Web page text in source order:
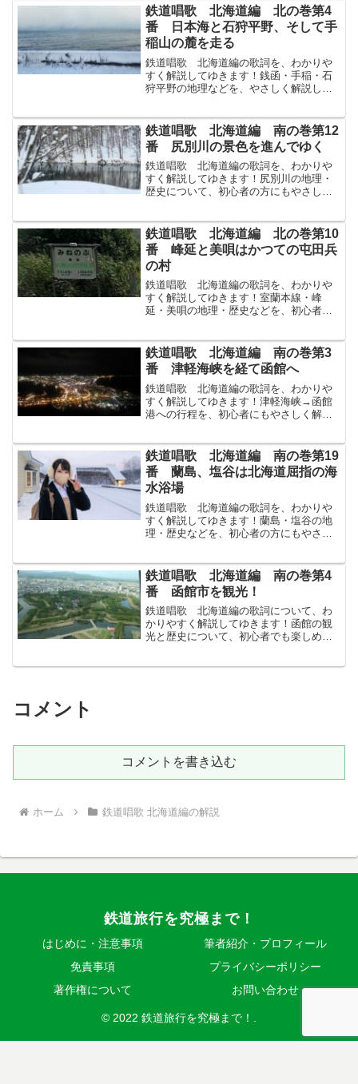
師團しだんおかるゝ旭川あさひかわ離宮
りきゅうは美瑛びえい忠別...
鉄道唱歌 北海道編 北の巻第4
番 日本海と石狩平野、そして手
稲山の麓を走る
鉄道唱歌 北海道編の歌詞を、わかりや
すく解説してゆきます！銭函・手稲・石
狩平野の地理などを、やさしく解説して
ば右には手稻ていねの山高く左に石狩い
しかり原はら廣ひろしさ...
鉄道唱歌 北海道編 南の巻第12
番 尻別川の景色を進んでゆく
鉄道唱歌 北海道編の歌詞を、わかりや
すく解説してゆきます！尻別川の地理・
歴史について、初心者の方にもやさしく
きつゝつつ上のぼる岸きしづたひ岩いわ
おもしろく山やま深ふか...
鉄道唱歌 北海道編 北の巻第10
番 峰延と美唄はかつての屯田兵
の村
鉄道唱歌 北海道編の歌詞を、わかりや
すく解説してゆきます！室蘭本線・峰
延・美唄の地理・歴史などを、初心者に
させし室蘭むろらん線せんを左へとゆけ
ば峰延みねのぶ美唄びばい...
鉄道唱歌 北海道編 南の巻第3
番 津軽海峡を経て函館へ
鉄道唱歌 北海道編の歌詞を、わかりや
すく解説してゆきます！津軽海峡→函館
港への行程を、初心者にもやさしく解説
かいきょう跡あとにして巴ともえの形か
たちに漕こぎ入いればこ...
鉄道唱歌 北海道編 南の巻第19
番 蘭島、塩谷は北海道屈指の海
水浴場
鉄道唱歌 北海道編の歌詞を、わかりや
すく解説してゆきます！蘭島・塩谷の地
理・歴史などを、初心者の方にもやさし
は樂たのしき海士あまの里さと見みえて
鰊にしん網あみ引ひく春...
鉄道唱歌 北海道編 南の巻第4
番 函館市を観光！
鉄道唱歌 北海道編の歌詞について、わ
かりやすく解説してゆきます！函館の観
光と歴史について、初心者でも楽しめる
コメント
コメントを書き込む
ホーム 鉄道唱歌 北海道編の解説
鉄道旅行を究極まで！
はじめに・注意事項
筆者紹介・プロフィール
免責事項
プライバシーポリシー
著作権について
お問い合わせ
© 2022 鉄道旅行を究極まで！.